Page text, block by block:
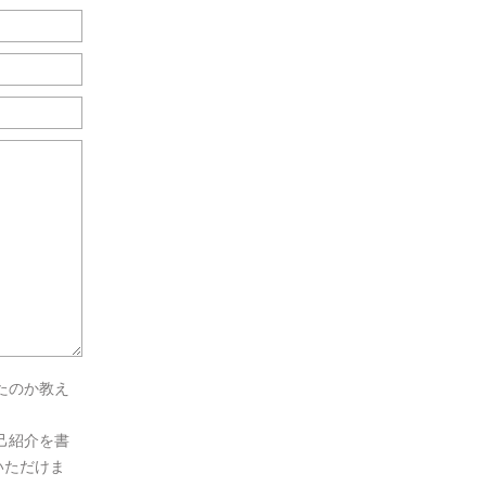
か教え
紹介を書
だけま